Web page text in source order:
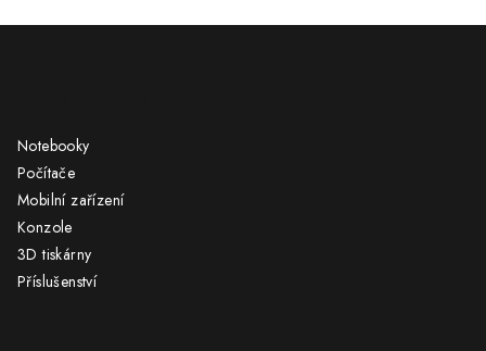
Notebooky
Počítače
Mobilní zařízení
Konzole
3D tiskárny
Příslušenství